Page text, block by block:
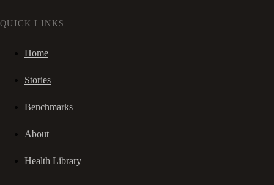
QUICK LINKS
Home
Stories
Benchmarks
About
Health Library